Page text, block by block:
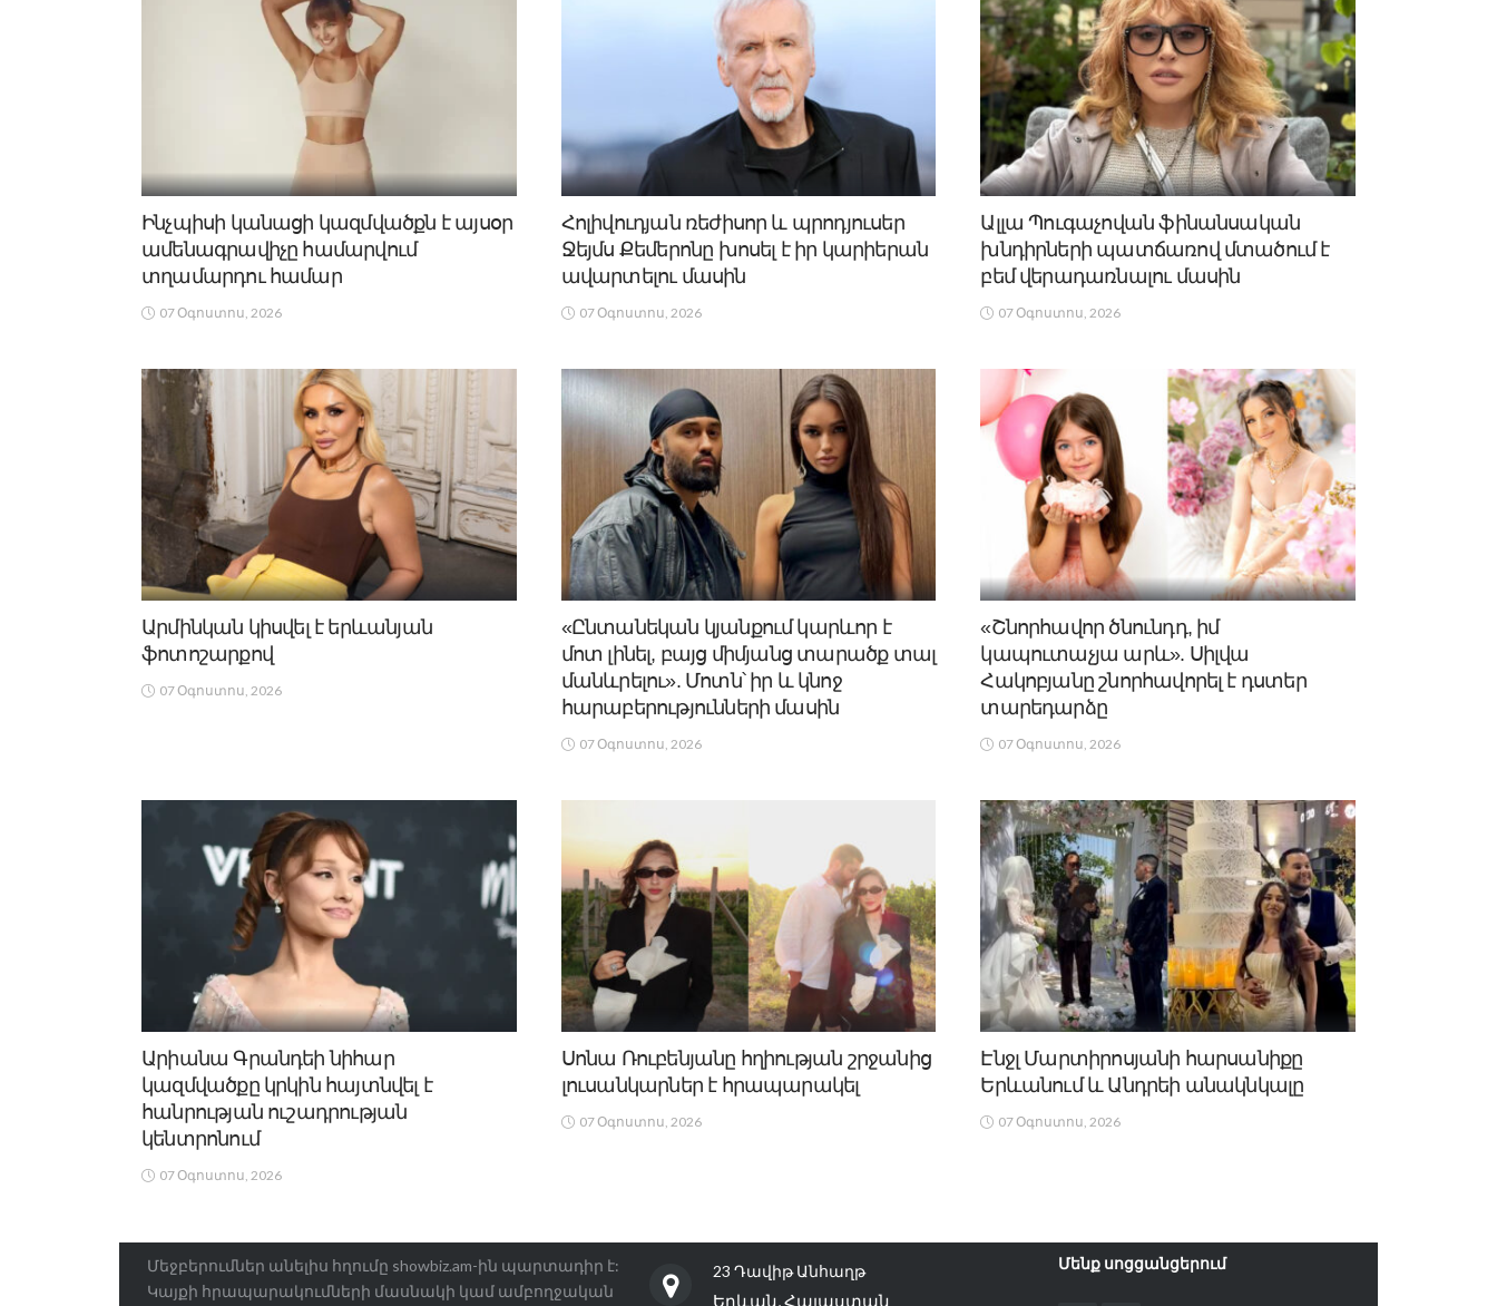
Ինչպիսի կանացի կազմվածքն է այսօր
ամենագրավիչը համարվում
տղամարդու համար
07 Օգոստոս, 2026
Հոլիվուդյան ռեժիսոր և պրոդյուսեր
Ջեյմս Քեմերոնը խոսել է իր կարիերան
ավարտելու մասին
07 Օգոստոս, 2026
Ալլա Պուգաչովան ֆինանսական
խնդիրների պատճառով մտածում է
բեմ վերադառնալու մասին
07 Օգոստոս, 2026
Արմինկան կիսվել է երևանյան
ֆոտոշարքով
07 Օգոստոս, 2026
«Ընտանեկան կյանքում կարևոր է
մոտ լինել, բայց միմյանց տարածք տալ
մանևրելու». Մոտն՝ իր և կնոջ
հարաբերությունների մասին
07 Օգոստոս, 2026
«Շնորհավոր ծնունդդ, իմ
կապուտաչյա արև». Սիլվա
Հակոբյանը շնորհավորել է դստեր
տարեդարձը
07 Օգոստոս, 2026
Արիանա Գրանդեի նիհար
կազմվածքը կրկին հայտնվել է
հանրության ուշադրության
կենտրոնում
07 Օգոստոս, 2026
Սոնա Ռուբենյանը հղիության շրջանից
լուսանկարներ է հրապարակել
07 Օգոստոս, 2026
Էնջլ Մարտիրոսյանի հարսանիքը
Երևանում և Անդրեի անակնկալը
07 Օգոստոս, 2026
Մեջբերումներ անելիս հղումը showbiz.am-ին պարտադիր է:
Կայքի հրապարակումների մասնակի կամ ամբողջական
23 Դավիթ Անհաղթ
Երևան, Հայաստան
Մենք սոցցանցերում